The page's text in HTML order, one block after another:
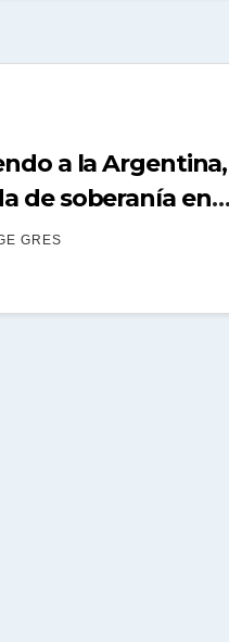
a la Argentina,
de soberanía en
GRES